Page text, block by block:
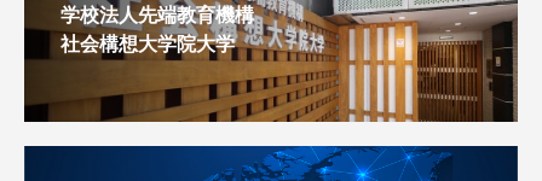
学校法人先端教育機構
社会構想大学院大学